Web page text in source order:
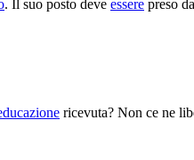
. Il suo posto deve essere preso
ricevuta? Non ce ne